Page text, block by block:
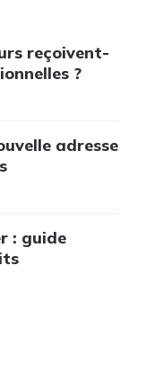
reçoivent-
?
adresse
: guide